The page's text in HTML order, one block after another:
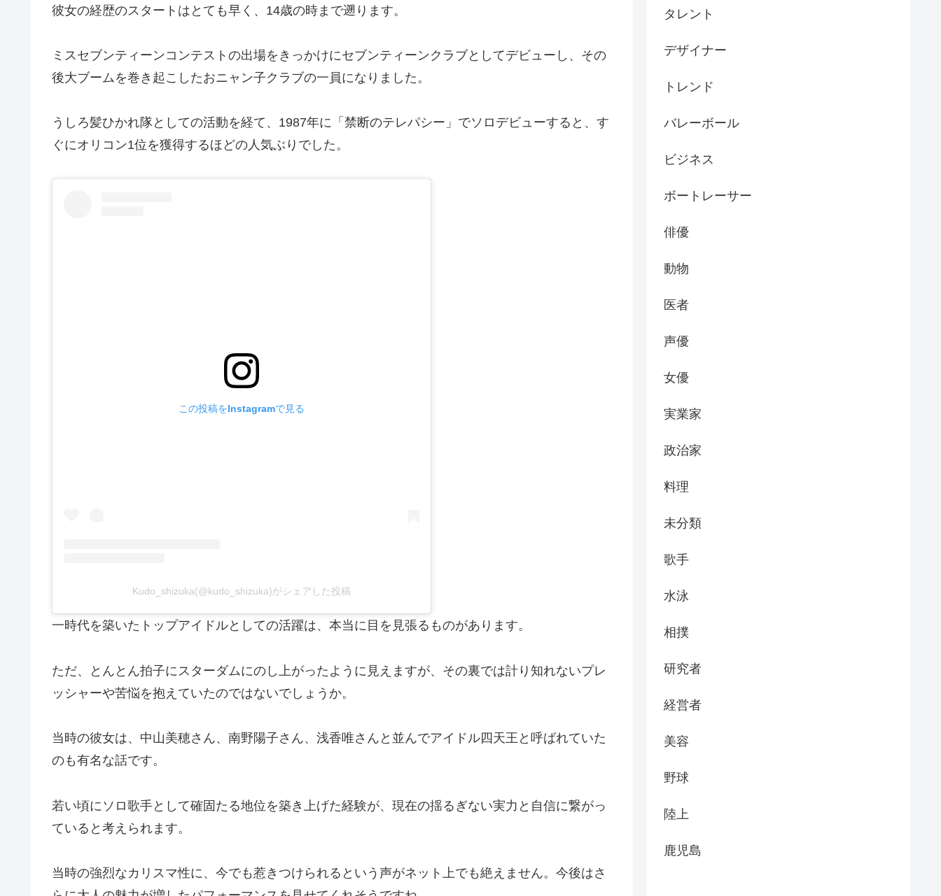
彼女の経歴のスタートはとても早く、14歳の時まで遡ります。
ミスセブンティーンコンテストの出場をきっかけにセブンティーンクラブとしてデビューし、その
後大ブームを巻き起こしたおニャン子クラブの一員になりました。
うしろ髪ひかれ隊としての活動を経て、1987年に「禁断のテレパシー」でソロデビューすると、す
ぐにオリコン1位を獲得するほどの人気ぶりでした。
この投稿をInstagramで見る
Kudo_shizuka(@kudo_shizuka)がシェアした投稿
一時代を築いたトップアイドルとしての活躍は、本当に目を見張るものがあります。
ただ、とんとん拍子にスターダムにのし上がったように見えますが、その裏では計り知れないプレ
ッシャーや苦悩を抱えていたのではないでしょうか。
当時の彼女は、中山美穂さん、南野陽子さん、浅香唯さんと並んでアイドル四天王と呼ばれていた
のも有名な話です。
若い頃にソロ歌手として確固たる地位を築き上げた経験が、現在の揺るぎない実力と自信に繋がっ
ていると考えられます。
当時の強烈なカリスマ性に、今でも惹きつけられるという声がネット上でも絶えません。今後はさ
タレント
デザイナー
トレンド
バレーボール
ビジネス
ボートレーサー
俳優
動物
医者
声優
女優
実業家
政治家
料理
未分類
歌手
水泳
相撲
研究者
経営者
美容
野球
陸上
鹿児島